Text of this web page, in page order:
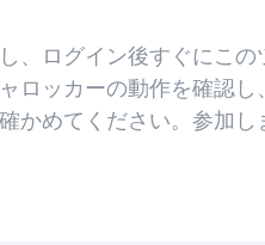
、ログイン後すぐにこの
ロッカーの動作を確認し
かめてください。参加し